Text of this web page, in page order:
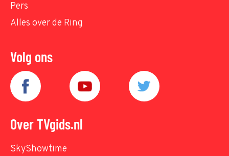
Pers
Alles over de Ring
Volg ons
Over TVgids.nl
SkyShowtime